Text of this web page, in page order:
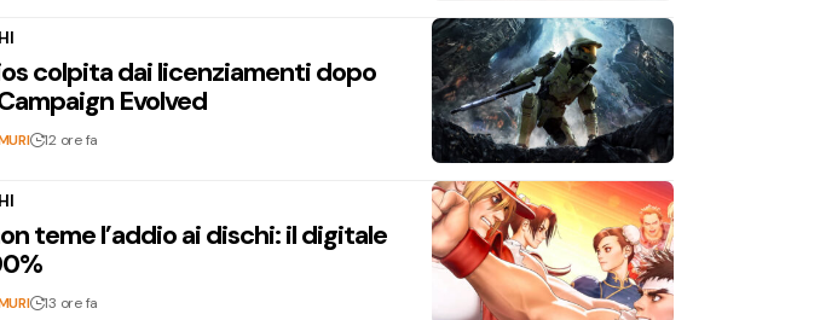
colpita dai licenziamenti dopo
Evolved
12 ore fa
teme l’addio ai dischi: il digitale
13 ore fa